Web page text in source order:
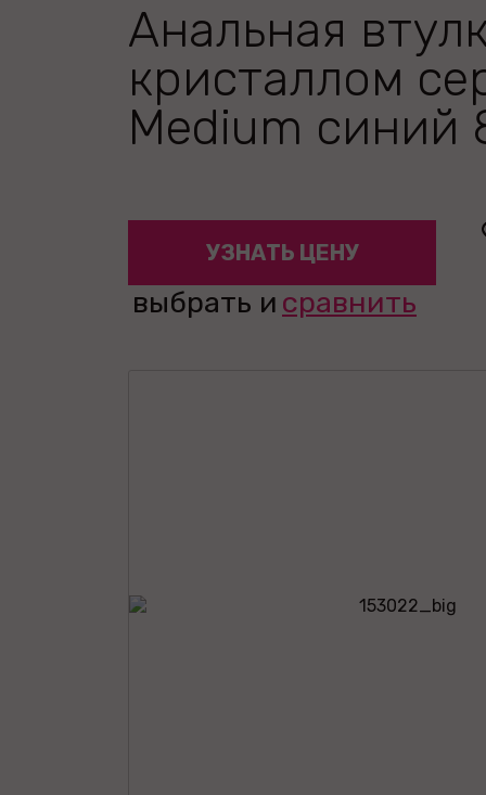
Анальная
кристаллом
Medium синий
УЗНАТЬ ЦЕНУ
выбрать и сравнить